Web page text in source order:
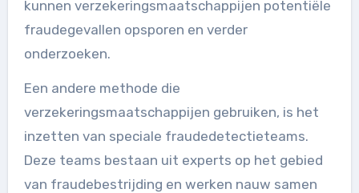
kunnen verzekeringsmaatschappijen potentiële
fraudegevallen opsporen en verder
onderzoeken.
Een andere methode die
verzekeringsmaatschappijen gebruiken, is het
inzetten van speciale fraudedetectieteams.
Deze teams bestaan uit experts op het gebied
van fraudebestrijding en werken nauw samen